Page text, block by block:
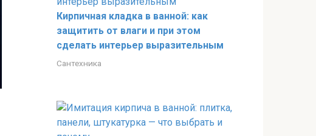
Кирпичная кладка в ванной: как
защитить от влаги и при этом
сделать интерьер выразительным
Сантехника